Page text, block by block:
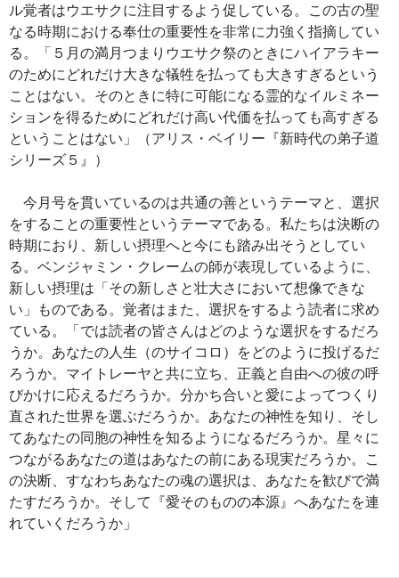
ル覚者はウエサクに注目するよう促している。この古の聖
なる時期における奉仕の重要性を非常に力強く指摘してい
る。「５月の満月つまりウエサク祭のときにハイアラキー
のためにどれだけ大きな犠牲を払っても大きすぎるという
ことはない。そのときに特に可能になる霊的なイルミネー
ションを得るためにどれだけ高い代価を払っても高すぎる
ということはない」（アリス・ベイリー『新時代の弟子道
シリーズ５』）
今月号を貫いているのは共通の善というテーマと、選択
をすることの重要性というテーマである。私たちは決断の
時期におり、新しい摂理へと今にも踏み出そうとしてい
る。ベンジャミン・クレームの師が表現しているように、
新しい摂理は「その新しさと壮大さにおいて想像できな
い」ものである。覚者はまた、選択をするよう読者に求め
ている。「では読者の皆さんはどのような選択をするだろ
うか。あなたの人生（のサイコロ）をどのように投げるだ
ろうか。マイトレーヤと共に立ち、正義と自由への彼の呼
びかけに応えるだろうか。分かち合いと愛によってつくり
直された世界を選ぶだろうか。あなたの神性を知り、そし
てあなたの同胞の神性を知るようになるだろうか。星々に
つながるあなたの道はあなたの前にある現実だろうか。こ
の決断、すなわちあなたの魂の選択は、あなたを歓びで満
たすだろうか。そして『愛そのものの本源』へあなたを連
れていくだろうか」